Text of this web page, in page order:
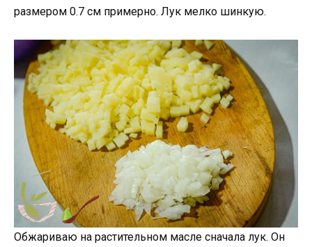
размером 0.7 см примерно. Лук мелко шинкую.
Обжариваю на растительном масле сначала лук. Он